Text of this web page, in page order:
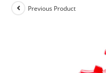
Previous Product